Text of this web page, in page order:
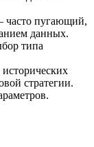
часто пугающий,
данных.
типа
стратегии.